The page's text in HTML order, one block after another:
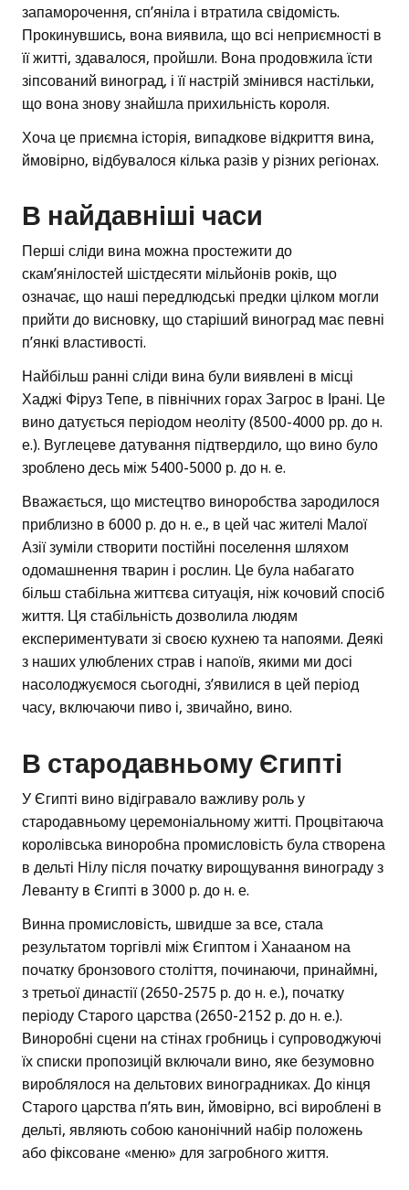
запаморочення, сп’яніла і втратила свідомість.
Прокинувшись, вона виявила, що всі неприємності в
її житті, здавалося, пройшли. Вона продовжила їсти
зіпсований виноград, і її настрій змінився настільки,
що вона знову знайшла прихильність короля.
Хоча це приємна історія, випадкове відкриття вина,
ймовірно, відбувалося кілька разів у різних регіонах.
В найдавніші часи
Перші сліди вина можна простежити до
скам’янілостей шістдесяти мільйонів років, що
означає, що наші передлюдські предки цілком могли
прийти до висновку, що старіший виноград має певні
п’янкі властивості.
Найбільш ранні сліди вина були виявлені в місці
Хаджі Фіруз Тепе, в північних горах Загрос в Ірані. Це
вино датується періодом неоліту (8500-4000 рр. до н.
е.). Вуглецеве датування підтвердило, що вино було
зроблено десь між 5400-5000 р. до н. е.
Вважається, що мистецтво виноробства зародилося
приблизно в 6000 р. до н. е., в цей час жителі Малої
Азії зуміли створити постійні поселення шляхом
одомашнення тварин і рослин. Це була набагато
більш стабільна життєва ситуація, ніж кочовий спосіб
життя. Ця стабільність дозволила людям
експериментувати зі своєю кухнею та напоями. Деякі
з наших улюблених страв і напоїв, якими ми досі
насолоджуємося сьогодні, з’явилися в цей період
часу, включаючи пиво і, звичайно, вино.
В стародавньому Єгипті
У Єгипті вино відігравало важливу роль у
стародавньому церемоніальному житті. Процвітаюча
королівська виноробна промисловість була створена
в дельті Нілу після початку вирощування винограду з
Леванту в Єгипті в 3000 р. до н. е.
Винна промисловість, швидше за все, стала
результатом торгівлі між Єгиптом і Ханааном на
початку бронзового століття, починаючи, принаймні,
з третьої династії (2650-2575 р. до н. е.), початку
періоду Старого царства (2650-2152 р. до н. е.).
Виноробні сцени на стінах гробниць і супроводжуючі
їх списки пропозицій включали вино, яке безумовно
вироблялося на дельтових виноградниках. До кінця
Старого царства п’ять вин, ймовірно, всі вироблені в
дельті, являють собою канонічний набір положень
або фіксоване «меню» для загробного життя.